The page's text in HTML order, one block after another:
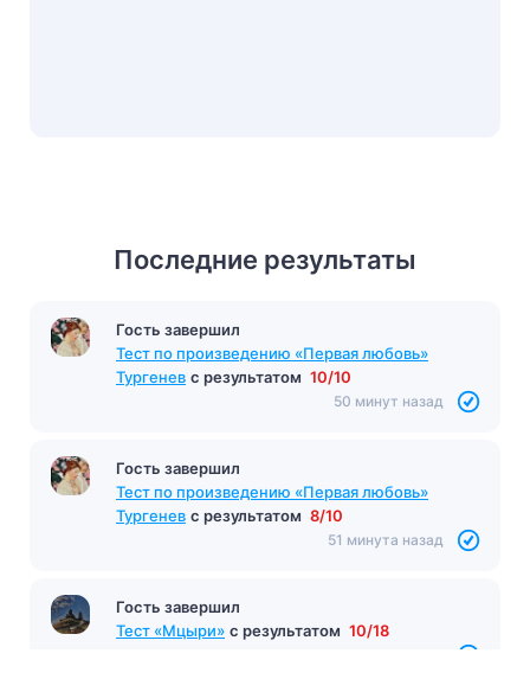
Последние результаты
Гость завершил
Тест на тему "Кто правил после Годунова?"
результатом 4/5
49 минут назад
Гость завершил
Тест по произведению «Первая любовь»
Тургенев с результатом 10/10
50 минут назад
Гость завершил
Тест по произведению «Первая любовь»
Тургенев с результатом 8/10
51 минута назад
Гость завершил
Тест «Мцыри» с результатом 10/18